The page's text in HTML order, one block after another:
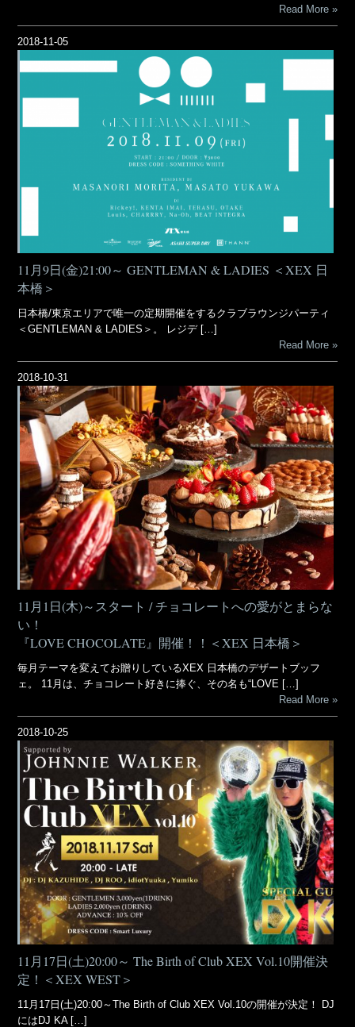
Read More
2018-11-05
11月9日(金)21:00～ GENTLEMAN & LADIES ＜XEX 日
本橋＞
日本橋/東京エリアで唯一の定期開催をするクラブラウンジパーティ
＜GENTLEMAN & LADIES＞。 レジデ […]
Read More
2018-10-31
11月1日(木)～スタート / チョコレートへの愛がとまらな
い！
『LOVE CHOCOLATE』開催！！＜XEX 日本橋＞
毎月テーマを変えてお贈りしているXEX 日本橋のデザートブッフ
ェ。 11月は、チョコレート好きに捧ぐ、その名も“LOVE […]
Read More
2018-10-25
11月17日(土)20:00～ The Birth of Club XEX Vol.10開催決
定！＜XEX WEST＞
11月17日(土)20:00～The Birth of Club XEX Vol.10の開催が決定！ DJ
にはDJ KA […]